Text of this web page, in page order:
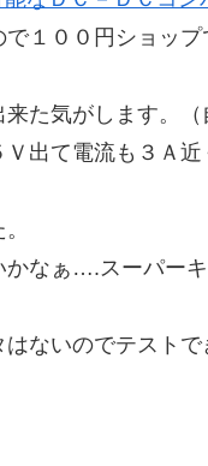
１００円ショッ
た気がします。（
出て電流も３Ａ近
なぁ….スーパー
ないのでテストで